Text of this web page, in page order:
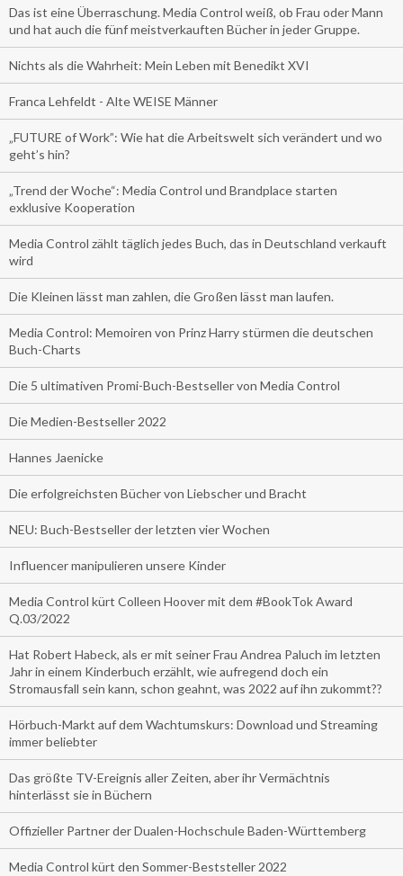
Das ist eine Überraschung. Media Control weiß, ob Frau oder Mann
und hat auch die fünf meistverkauften Bücher in jeder Gruppe.
Nichts als die Wahrheit: Mein Leben mit Benedikt XVI
Franca Lehfeldt - Alte WEISE Männer
„FUTURE of Work”: Wie hat die Arbeitswelt sich verändert und wo
geht’s hin?
„Trend der Woche“: Media Control und Brandplace starten
exklusive Kooperation
Media Control zählt täglich jedes Buch, das in Deutschland verkauft
wird
Die Kleinen lässt man zahlen, die Großen lässt man laufen.
Media Control: Memoiren von Prinz Harry stürmen die deutschen
Buch-Charts
Die 5 ultimativen Promi-Buch-Bestseller von Media Control
Die Medien-Bestseller 2022
Hannes Jaenicke
Die erfolgreichsten Bücher von Liebscher und Bracht
NEU: Buch-Bestseller der letzten vier Wochen
Influencer manipulieren unsere Kinder
Media Control kürt Colleen Hoover mit dem #BookTok Award
Q.03/2022
Hat Robert Habeck, als er mit seiner Frau Andrea Paluch im letzten
Jahr in einem Kinderbuch erzählt, wie aufregend doch ein
Stromausfall sein kann, schon geahnt, was 2022 auf ihn zukommt??
Hörbuch-Markt auf dem Wachtumskurs: Download und Streaming
immer beliebter
Das größte TV-Ereignis aller Zeiten, aber ihr Vermächtnis
hinterlässt sie in Büchern
Offizieller Partner der Dualen-Hochschule Baden-Württemberg
Media Control kürt den Sommer-Beststeller 2022